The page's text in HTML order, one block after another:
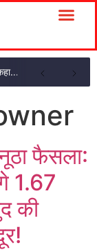
राहुल गांधी ने कार की टंकी खोलकर E20 पर हमला बोला, कहा- पूरी दाल ही काली है
फैसला:
1.67
की